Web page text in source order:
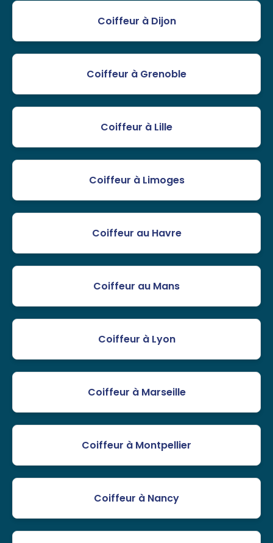
Coiffeur à Dijon
Coiffeur à Grenoble
Coiffeur à Lille
Coiffeur à Limoges
Coiffeur au Havre
Coiffeur au Mans
Coiffeur à Lyon
Coiffeur à Marseille
Coiffeur à Montpellier
Coiffeur à Nancy